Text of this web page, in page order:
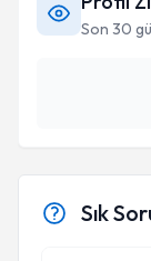
Son 30
Sık